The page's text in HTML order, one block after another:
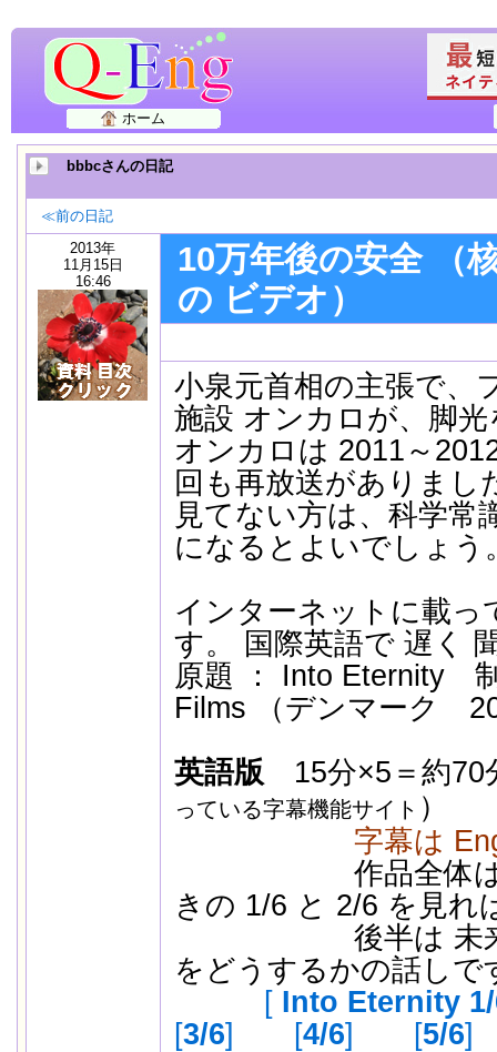
ホーム
bbbcさんの日記
≪前の日記
2013年
11月15日
16:46
10万年後の安全 （
の ビデオ）
小泉元首相の主張で、
施設 オンカロが、脚
オンカロは 2011～
回も再放送がありまし
見てない方は、科学常
になるとよいでしょう
インターネットに載っ
す。 国際英語で 遅く
原題 ： Into Eternity
Films （デンマーク
英語版 15分×5＝約70
っている字幕機能サイト ）
字幕は
作品全体は長
きの 1/6 と 2/6 を見れ
後半は 未来の
をどうするかの話しで
[ Into Eternity
[3/6] [4/6] [5/6]